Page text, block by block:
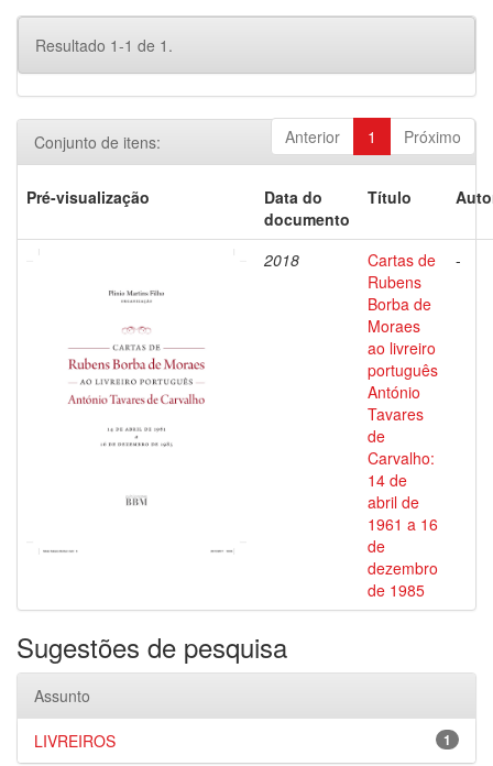
Resultado 1-1 de 1.
Anterior 1 Próximo
Conjunto de itens:
Pré-visualização
Data do
documento
Título
2018
Cartas de
Rubens
Borba de
Moraes
ao livreiro
português
António
Tavares
de
Carvalho:
14 de
abril de
1961 a 16
de
dezembro
de 1985
-
Sugestões de pesquisa
Assunto
1
LIVREIROS